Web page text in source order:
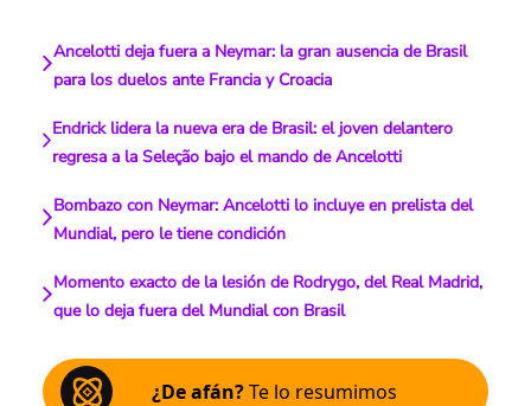
Ancelotti deja fuera a Neymar: la gran ausencia de Brasil
para los duelos ante Francia y Croacia
Endrick lidera la nueva era de Brasil: el joven delantero
regresa a la Seleção bajo el mando de Ancelotti
Bombazo con Neymar: Ancelotti lo incluye en prelista del
Mundial, pero le tiene condición
Momento exacto de la lesión de Rodrygo, del Real Madrid,
que lo deja fuera del Mundial con Brasil
¿De afán?Te lo resumimos